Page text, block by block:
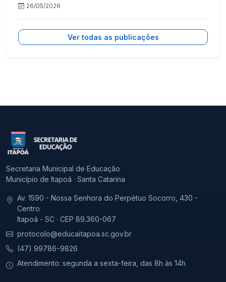
26/05/2026
Ver todas as publicações
Secretaria Municipal de Educação
Município de Itapoá · Santa Catarina
Av. 1590 - Nossa Senhora do Perpétuo Socorro, 430 -
Centro
Itapoá - SC · CEP 89.360-067
protocolo@educaitapoa.sc.gov.br
(47) 99786-9826
Atendimento: segunda a sexta-feira, das 8h às 14h